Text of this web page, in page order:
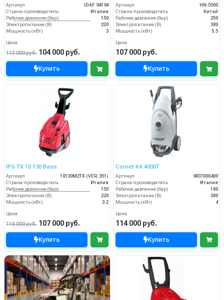
Артикул
IDAF 94194
Страна-производитель
Италия
Рабочее давление (бар)
150
Электропитание (В)
220
Мощность (кВт)
3
Цена
113 000 руб. 104 000 руб.
Купить
Артикул
HN‑5500
Страна-производитель
Китай
Рабочее давление (бар)
250
Электропитание (В)
380
Мощность (кВт)
5.5
Цена
107 000 руб.
Купить
IPG TX 10.130 Base
Артикул
10130M2TX (VER.351)
Страна-производитель
Италия
Рабочее давление (бар)
150
Электропитание (В)
220
Мощность (кВт)
3.2
Цена
116 000 руб. 107 000 руб.
Купить
Comet KA 4000T
Артикул
9037000400
Страна-производитель
Италия
Рабочее давление (бар)
180
Электропитание (В)
380
Мощность (кВт)
4
Цена
114 000 руб.
Купить